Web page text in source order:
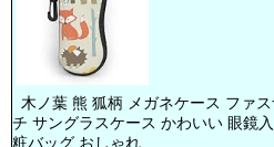
木ノ葉 熊 狐柄 メガネケース ファ
チ サングラスケース かわいい 眼鏡
粧バッグ おしゃれ